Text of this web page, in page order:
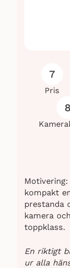
och
på över
13 5G.
kamera,
7
Pris
8
kompakt
prestanda
kamera
toppklass.
En riktigt
ur alla